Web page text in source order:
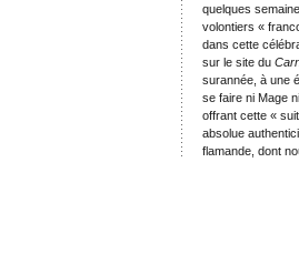
quelques
volontiers «
dans cette
sur le site du
surannée, à une
se faire ni Mage
offrant cette «
absolue
flamande, dont